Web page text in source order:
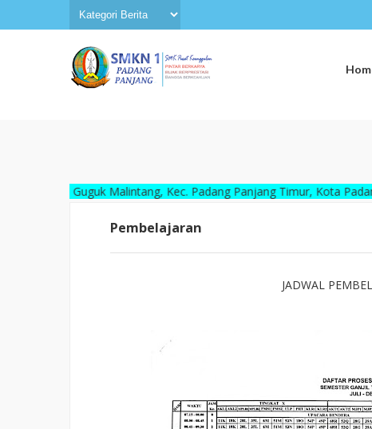
Guguk Malintang, Kec. Padang Panjang Timur, Kota Padang
Pembelajaran
JADWAL